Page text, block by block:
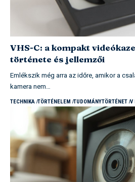
VHS-C: a kompakt
története és jellemzői
Emlékszik még arra az időre, amikor a
kamera nem…
TECHNIKA TÖRTÉNELEM TUDOMÁNYTÖRTÉNET V